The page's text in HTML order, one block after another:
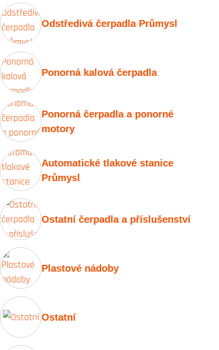
Odstředivá čerpadla Průmysl
Ponorná kalová čerpadla
Ponorná čerpadla a ponorné
motory
Automatické tlakové stanice
Průmysl
Ostatní čerpadla a příslušenství
Plastové nádoby
Ostatní